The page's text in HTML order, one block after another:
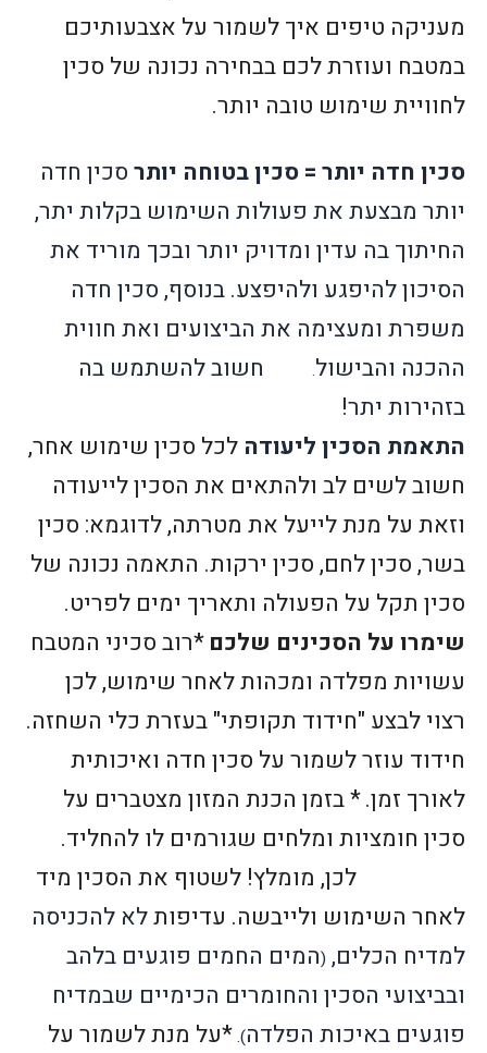
מעניקה טיפים איך לשמור על אצבעותיכם
במטבח ועוזרת לכם בבחירה נכונה של סכין
לחוויית שימוש טובה יותר.
סכין חדה יותר = סכין בטוחה יותרסכין חדה
יותר מבצעת את פעולות השימוש בקלות יתר,
החיתוך בה עדין ומדויק יותר ובכך מוריד את
הסיכון להיפגע ולהיפצע.בנוסף, סכין חדה
משפרת ומעצימה את הביצועים ואת חווית
ההכנה והבישול.
חשוב להשתמש בה
בזהירות יתר!
התאמת הסכין ליעודה לכל סכין שימוש אחר,
חשוב לשים לב ולהתאים את הסכין לייעודה
וזאת על מנת לייעל את מטרתה, לדוגמא: סכין
בשר, סכין לחם, סכין ירקות. התאמה נכונה של
סכין תקל על הפעולה ותאריך ימים לפריט.
שימרו על הסכינים שלכם*רוב סכיני המטבח
עשויות מפלדה ומכהות לאחר שימוש, לכן
רצוי לבצע "חידוד תקופתי" בעזרת כלי השחזה.
חידוד עוזר לשמור על סכין חדה ואיכותית
לאורך זמן.* בזמן הכנת המזון מצטברים על
סכין חומציות ומלחים שגורמים לו להחליד.
לכן, מומלץ! לשטוף את הסכין מיד
לאחר השימוש ולייבשה. עדיפותלא להכניסה
למדיח הכלים, (המים החמים פוגעים בלהב
ובביצועי הסכין והחומרים הכימיים שבמדיח
פוגעים באיכות הפלדה).*על מנת לשמור על